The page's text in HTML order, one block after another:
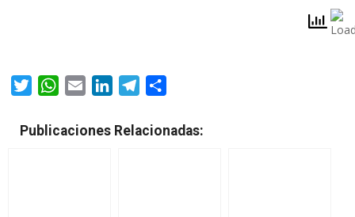
TwitterWhatsApp
Email LinkedInTelegram
Publicaciones Relacionadas: